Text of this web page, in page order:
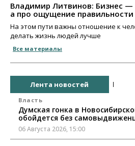
Владимир Литвинов: Бизнес —
а про ощущение правильности
На этом пути важны отношение к
делать жизнь людей лучше
Все материалы
Лента новостей
Власть
Думская гонка в
обойдется без
06 Августа 2026, 15:00